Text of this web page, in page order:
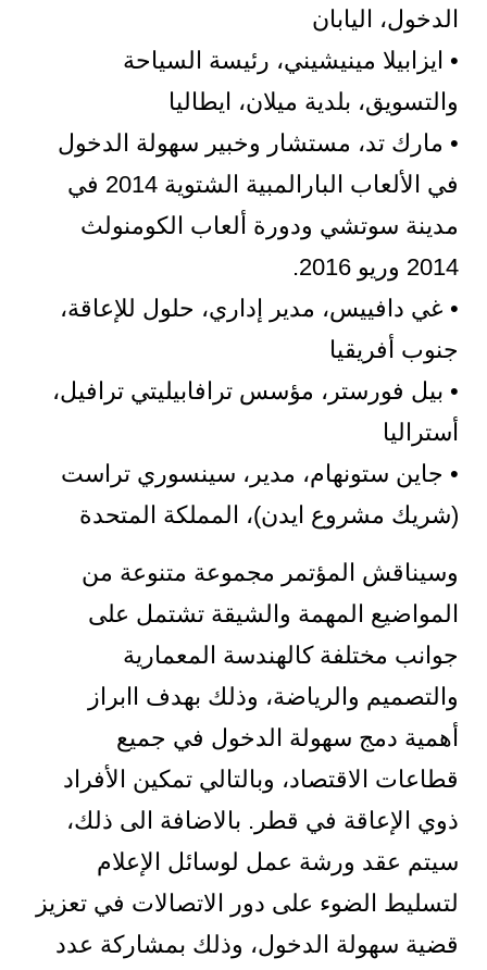
الدخول، اليابان
• ايزابيلا مينيشيني، رئيسة السياحة
والتسويق، بلدية ميلان، ايطاليا
• مارك تد، مستشار وخبير سهولة الدخول
في الألعاب البارالمبية الشتوية 2014 في
مدينة سوتشي ودورة ألعاب الكومنولث
2014 وريو 2016.
• غي دافييس، مدير إداري، حلول للإعاقة،
جنوب أفريقيا
• بيل فورستر، مؤسس ترافابيليتي ترافيل،
أستراليا
• جاين ستونهام، مدير، سينسوري تراست
(شريك مشروع ايدن)، المملكة المتحدة
وسيناقش المؤتمر مجموعة متنوعة من
المواضيع المهمة والشيقة تشتمل على
جوانب مختلفة كالهندسة المعمارية
والتصميم والرياضة، وذلك بهدف اابراز
أهمية دمج سهولة الدخول في جميع
قطاعات الاقتصاد، وبالتالي تمكين الأفراد
ذوي الإعاقة في قطر. بالاضافة الى ذلك،
سيتم عقد ورشة عمل لوسائل الإعلام
لتسليط الضوء على دور الاتصالات في تعزيز
قضية سهولة الدخول، وذلك بمشاركة عدد